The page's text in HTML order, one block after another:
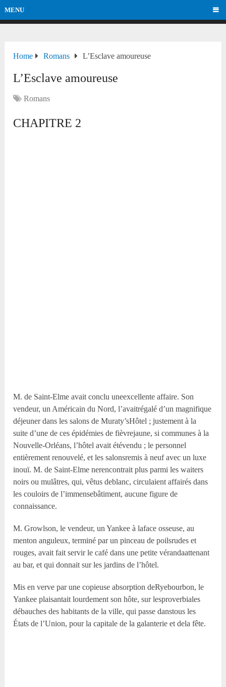
MENU
Home Romans L’Esclave amoureuse
L’Esclave amoureuse
Romans
CHAPITRE 2
M. de Saint-Elme avait conclu uneexcellente affaire. Son
vendeur, un Américain du Nord, l’avaitrégalé d’un magnifique
déjeuner dans les salons de Muraty’sHôtel ; justement à la
suite d’une de ces épidémies de fièvrejaune, si communes à la
Nouvelle-Orléans, l’hôtel avait étévendu ; le personnel
entièrement renouvelé, et les salonsremis à neuf avec un luxe
inouï. M. de Saint-Elme nerencontrait plus parmi les waiters
noirs ou mulâtres, qui, vêtus deblanc, circulaient affairés dans
les couloirs de l’immensebâtiment, aucune figure de
connaissance.
M. Growlson, le vendeur, un Yankee à laface osseuse, au
menton anguleux, terminé par un pinceau de poilsrudes et
rouges, avait fait servir le café dans une petite vérandaattenant
au bar, et qui donnait sur les jardins de l’hôtel.
Mis en verve par une copieuse absorption deRyebourbon, le
Yankee plaisantait lourdement son hôte, sur lesproverbiales
débauches des habitants de la ville, qui passe danstous les
États de l’Union, pour la capitale de la galanterie et dela fête.